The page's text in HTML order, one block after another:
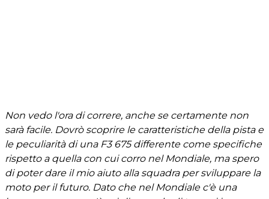
Non vedo l'ora di correre, anche se certamente non
sarà facile. Dovrò scoprire le caratteristiche della pista e
le peculiarità di una F3 675 differente come specifiche
rispetto a quella con cui corro nel Mondiale, ma spero
di poter dare il mio aiuto alla squadra per sviluppare la
moto per il futuro. Dato che nel Mondiale c'è una